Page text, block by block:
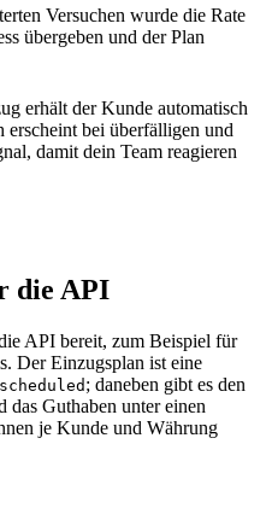
Versuchen wurde die Rate
übergeben und der Plan
erhält der Kunde automatisch
bei überfälligen und
damit dein Team reagieren
die API
API bereit, zum Beispiel für
Der Einzugsplan ist eine
scheduled ; daneben gibt es den
das Guthaben unter einen
je Kunde und Währung